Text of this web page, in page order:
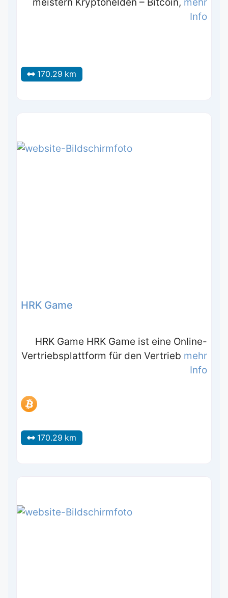
Info
170.29 km
HRK Game
HRK Game HRK Game ist eine Online-
Vertriebsplattform für den Vertrieb mehr
Info
170.29 km